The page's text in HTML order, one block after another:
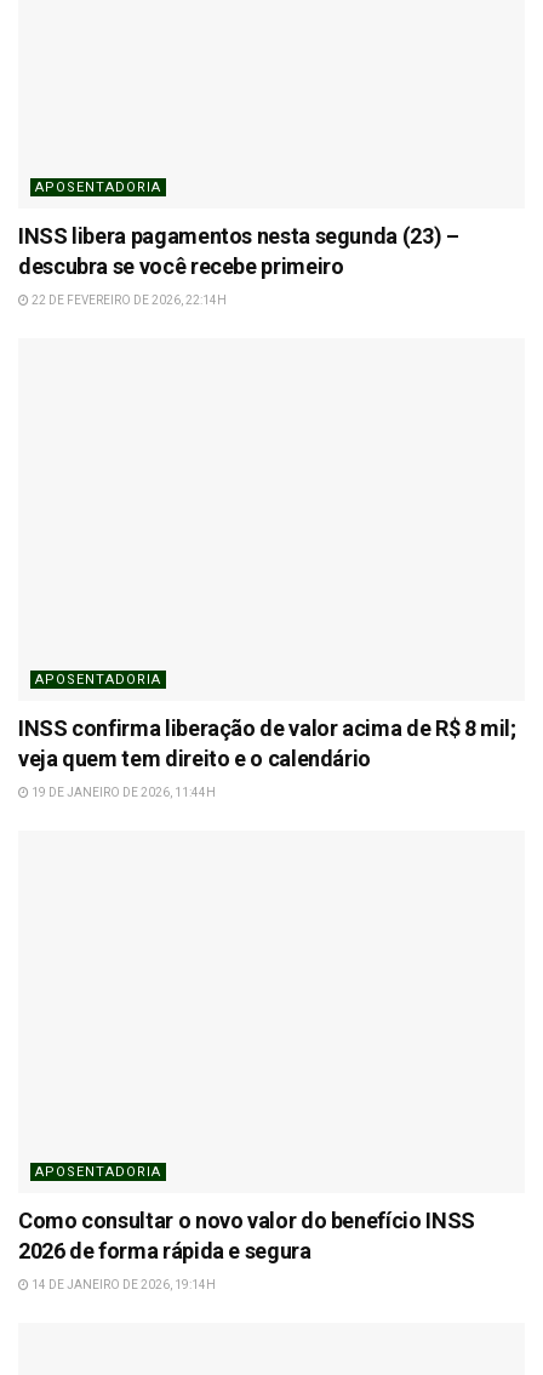
APOSENTADORIA
INSS libera pagamentos nesta segunda (23) –
descubra se você recebe primeiro
22 DE FEVEREIRO DE 2026, 22:14H
APOSENTADORIA
INSS confirma liberação de valor acima de R$ 8 mil;
veja quem tem direito e o calendário
19 DE JANEIRO DE 2026, 11:44H
APOSENTADORIA
Como consultar o novo valor do benefício INSS
2026 de forma rápida e segura
14 DE JANEIRO DE 2026, 19:14H